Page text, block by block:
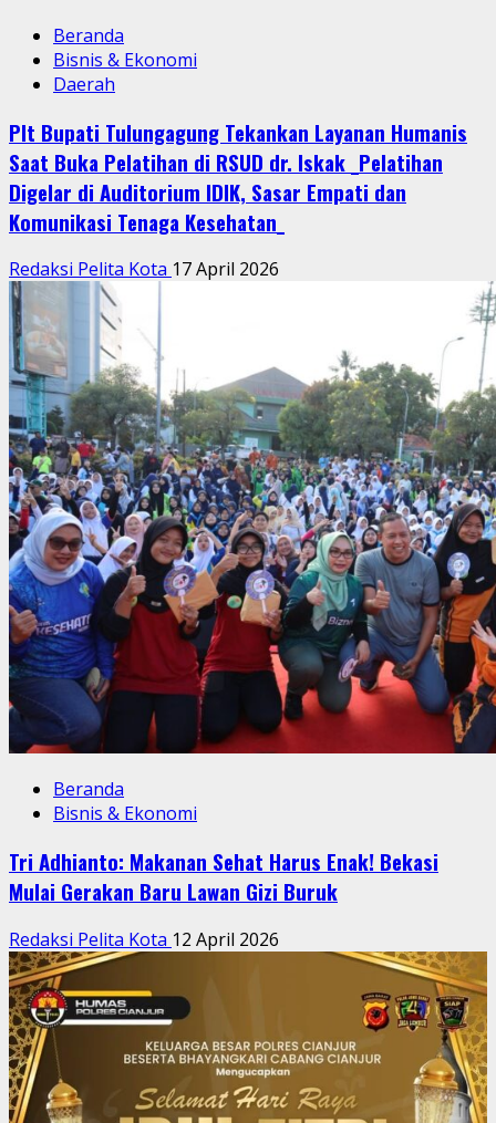
Beranda
Bisnis & Ekonomi
Daerah
Plt Bupati Tulungagung Tekankan Layanan Humanis
Saat Buka Pelatihan di RSUD dr. Iskak _Pelatihan
Digelar di Auditorium IDIK, Sasar Empati dan
Komunikasi Tenaga Kesehatan_
Redaksi Pelita Kota 17 April 2026
Beranda
Bisnis & Ekonomi
Tri Adhianto: Makanan Sehat Harus Enak! Bekasi
Mulai Gerakan Baru Lawan Gizi Buruk
Redaksi Pelita Kota 12 April 2026